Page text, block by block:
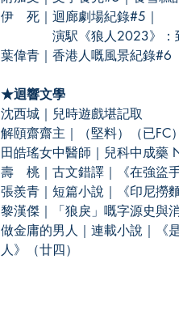
伊 死｜迴廊劇場紀錄#5｜
演駅《狼人2023》：到
葉偉青｜香港人嘅風景紀錄#6
★迴響文學
沈西城｜兒時遊戲堪記取
解頤齋齋主｜（堅料）（已FC
田皓瑤女中醫師｜兒科中成藥
壽 桃｜古文錯譯｜《在強盜
張羨青｜短篇小說｜《印尼撈
黎漢傑｜「狼戾」嘅字源史與
做金庸的男人｜連載小說｜《
人》（廿四）